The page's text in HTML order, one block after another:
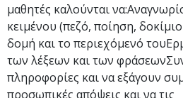
μαθητές καλούνται
κειμένου (πεζό, ποίηση,
δομή και το περιεχόμενό
των λέξεων και των
πληροφορίες και να εξάγουν
προσωπικές απόψεις και να τις